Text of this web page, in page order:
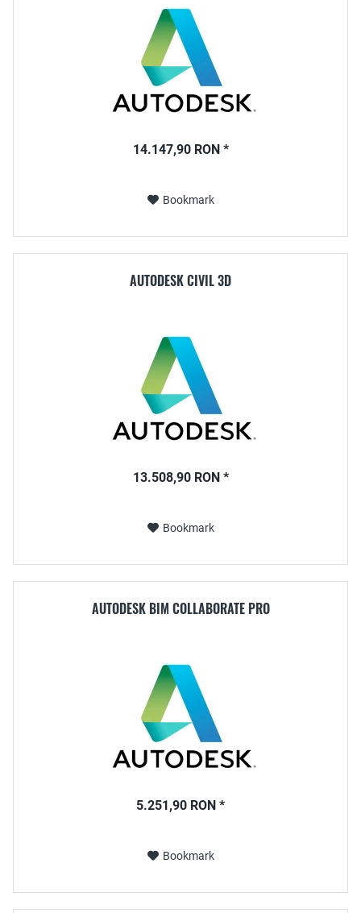
14.147,90 RON *
Bookmark
AUTODESK CIVIL 3D
13.508,90 RON *
Bookmark
AUTODESK BIM COLLABORATE PRO
5.251,90 RON *
Bookmark